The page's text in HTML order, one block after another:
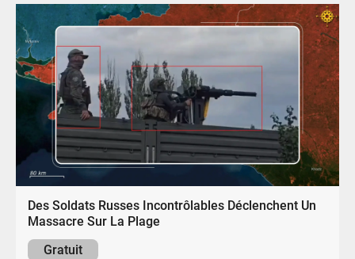
Des Soldats Russes Incontrôlables Déclenchent Un
Massacre Sur La Plage
Gratuit